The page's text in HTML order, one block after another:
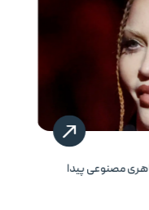
مصنوعی پیدا